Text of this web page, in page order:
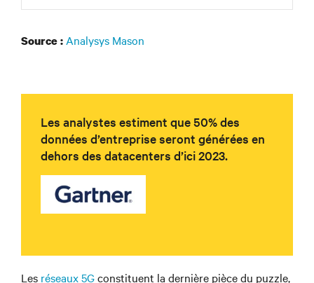
Source : Analysys Mason
Les analystes estiment que 50% des
données d’entreprise seront générées en
dehors des datacenters d’ici 2023.
Les réseaux 5Gconstituent la dernière pièce du puzzle,